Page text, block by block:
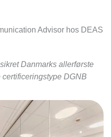
Advisor hos DEAS
Danmarks allerførste
DGNB